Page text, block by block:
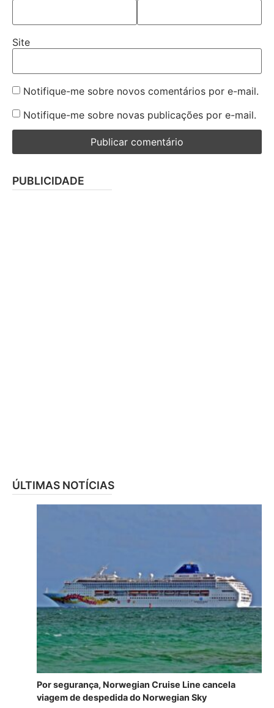
Site
Notifique-me sobre novos comentários por e-mail.
Notifique-me sobre novas publicações por e-mail.
PUBLICIDADE
ÚLTIMAS NOTÍCIAS
Por segurança, Norwegian Cruise Line cancela
viagem de despedida do Norwegian Sky